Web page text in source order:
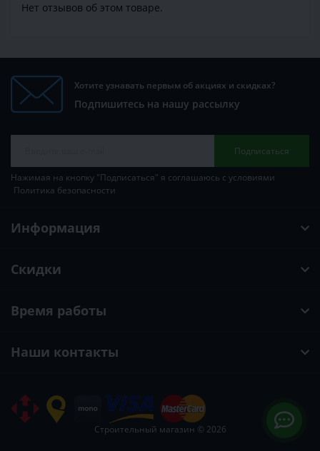
Нет отзывов об этом товаре.
Хотите узнавать первым об акциях и скидках?
Подпишитесь на нашу рассылку
Подписаться
Нажимая на кнопку "Подписаться" я соглашаюсь с условиями
Политика безопасности
Информация
Скидки
Время работы
Наши контакты
Строительный магазин © 2026